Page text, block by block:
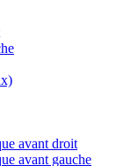
avant droit
avant gauche